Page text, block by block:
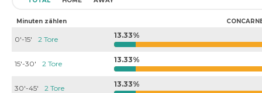
Minuten zählen
0'-15' 2 Tore 13.33%
15'-30' 2 Tore 13.33%
30'-45' 2 Tore 13.33%